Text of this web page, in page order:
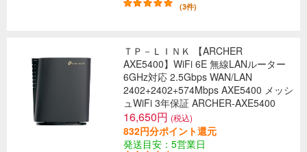
(3件)
ＴＰ－ＬＩＮＫ 【ARCHER
AXE5400】WiFi 6E 無線LANルーター
6GHz対応 2.5Gbps WAN/LAN
2402+2402+574Mbps AXE5400 メッシ
ュWiFi 3年保証 ARCHER-AXE5400
16,650円 (税込)
832円分ポイント還元
発送目安：5営業日